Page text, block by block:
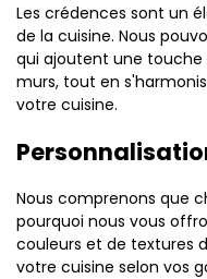
Les crédences sont un
de la cuisine. Nous
qui ajoutent une
murs, tout en
votre cuisine.
Nous comprenons que
pourquoi nous vous
couleurs et de textures
votre cuisine selon vos